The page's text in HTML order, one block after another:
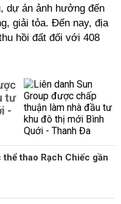
dự án ảnh hưởng đến
giải tỏa. Đến nay, địa
hồi đất đối với 408
tư
-
thao Rạch Chiếc gần